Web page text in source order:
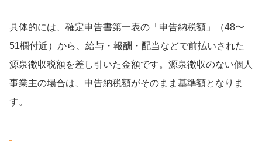
具体的には、確定申告書第一表の「申告納税額」（48〜
51欄付近）から、給与・報酬・配当などで前払いされた
源泉徴収税額を差し引いた金額です。源泉徴収のない個人
事業主の場合は、申告納税額がそのまま基準額となりま
す。